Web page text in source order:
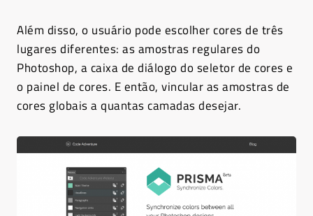
Além disso, o usuário pode escolher cores de três
lugares diferentes: as amostras regulares do
Photoshop, a caixa de diálogo do seletor de cores e
o painel de cores. E então, vincular as amostras de
cores globais a quantas camadas desejar.